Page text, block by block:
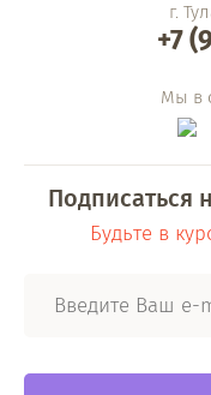
г.
+7
Мы в
Подписаться
Будьте в